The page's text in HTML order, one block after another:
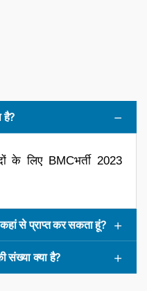
है?
के लिए BMCभर्ती 2023
से प्राप्त कर सकता हूं?
संख्या क्या है?